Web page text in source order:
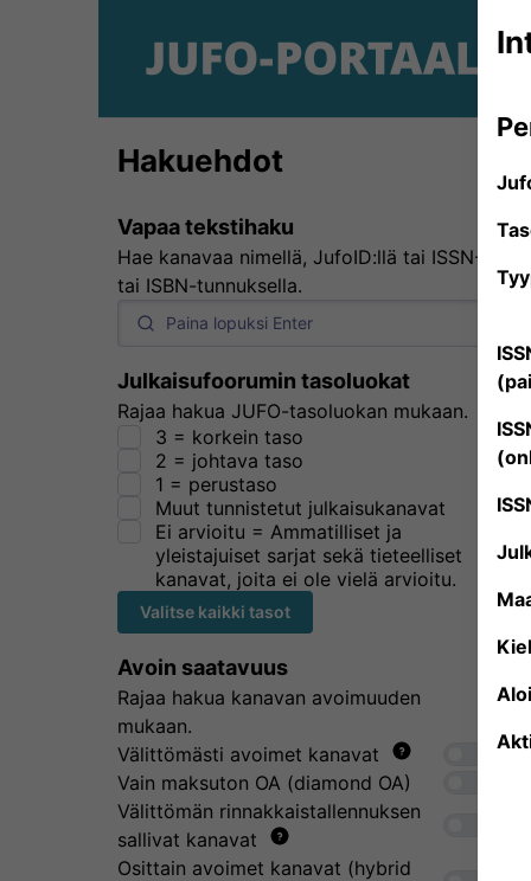
Hakuehdot
Vapaa tekstihaku
Hae kanavaa nimellä, JufoID:llä tai ISSN-
tai ISBN-tunnuksella.
Julkaisufoorumin tasoluokat
Rajaa hakua JUFO-tasoluokan mukaan.
3 = korkein taso
2 = johtava taso
1 = perustaso
Muut tunnistetut julkaisukanavat
Ei arvioitu = Ammatilliset ja
yleistajuiset sarjat sekä tieteelliset
kanavat, joita ei ole vielä arvioitu.
Valitse kaikki tasot
Avoin saatavuus
Rajaa hakua kanavan avoimuuden
mukaan.
Välittömästi avoimet kanavat
Vain maksuton OA (diamond OA)
Välittömän rinnakkaistallennuksen
sallivat kanavat
Osittain avoimet kanavat (hybrid